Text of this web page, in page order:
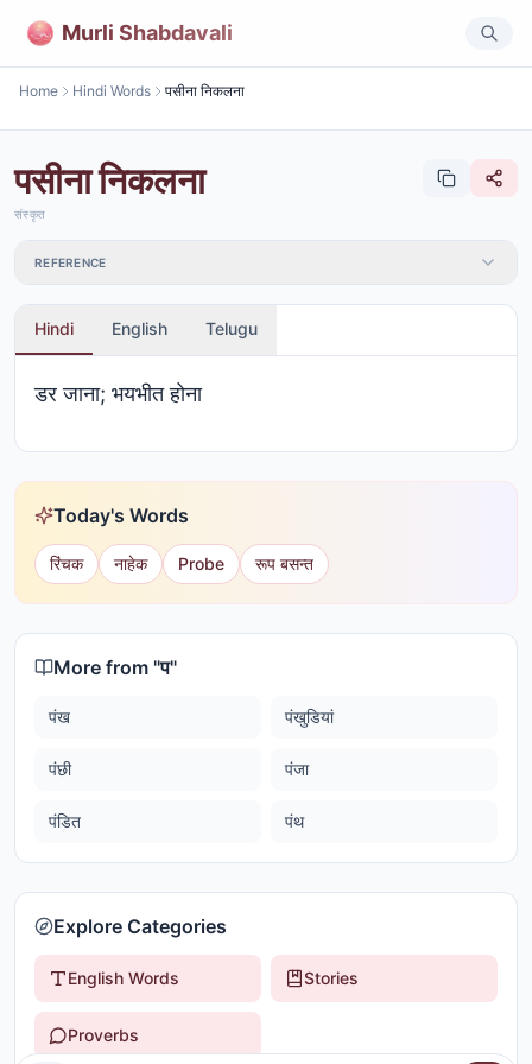
Murli Shabdavali
Home Hindi Words पसीना निकलना
पसीना निकलना
संस्कृत
REFERENCE
Hindi English Telugu
डर जाना; भयभीत होना
Today's Words
रिंचक नाहेक Probe रूप बसन्त
More from "प"
पंख पंखुडियां
पंछी पंजा
पंडित पंथ
Explore Categories
English Words Stories
Proverbs